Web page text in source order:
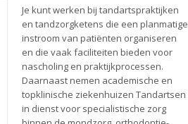
Je kunt werken bij tandartspraktijken
en tandzorgketens die een planmatige
instroom van patiënten organiseren
en die vaak faciliteiten bieden voor
nascholing en praktijkprocessen.
Daarnaast nemen academische en
topklinische ziekenhuizen Tandartsen
in dienst voor specialistische zorg